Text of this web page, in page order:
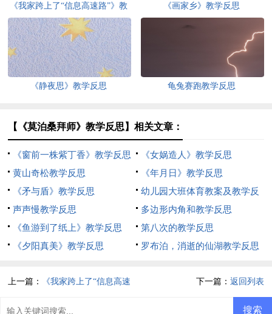
《我家跨上了“信息高速路”》教
学反思
《画家乡》教学反思
《静夜思》教学反思 龟兔赛跑教学反思
【《莫泊桑拜师》教学反思】相关文章：
《窗前一株紫丁香》教学反思
《女娲造人》教学反思
黄山奇松教学反思
《年月日》教学反思
《矛与盾》教学反思
幼儿园大班体育教案及教学反
思
声声慢教学反思
多边形内角和教学反思
《鱼游到了纸上》教学反思
第八次的教学反思
《夕阳真美》教学反思
罗布泊，消逝的仙湖教学反思
上一篇： 《我家跨上了“信息高速 下一篇： 返回列表